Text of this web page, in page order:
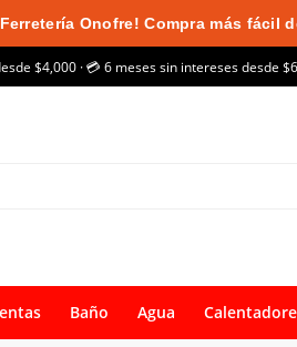
Onofre! Compra más fácil
$4,000 · 💳 6 meses sin intereses desde
Baño Agua